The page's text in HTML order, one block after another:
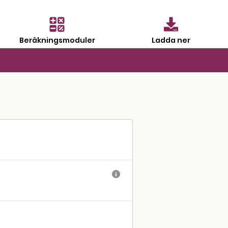
Beräkningsmoduler Ladda ner
